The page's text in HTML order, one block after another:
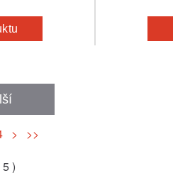
>
>>
)